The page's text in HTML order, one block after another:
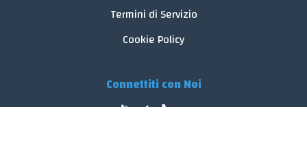
Termini di Servizio
Cookie Policy
Connettiti con Noi